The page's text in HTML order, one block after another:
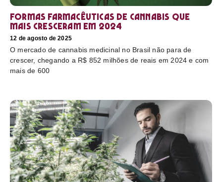
Formas farmacêuticas de cannabis que
mais cresceram em 2024
12 de agosto de 2025
O mercado de cannabis medicinal no Brasil não para de
crescer, chegando a R$ 852 milhões de reais em 2024 e com
mais de 600